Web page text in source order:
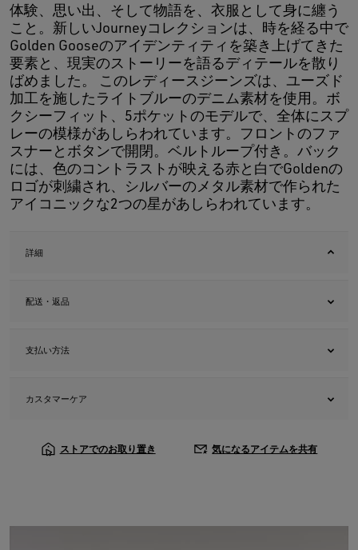
体験、思い出、そして物語を、衣服として身に纏う
こと。新しいJourneyコレクションは、時を経る中で
Golden Gooseのアイデンティティを築き上げてきた
要素と、現実のストーリーを語るディテールを散り
ばめました。 このレディースジーンズは、ユーズド
加工を施したライトブルーのデニム素材を使用。ボ
クシーフィット、5ポケットのモデルで、全体にスプ
レーの模様があしらわれています。フロントのファ
スナーとボタンで開閉。ベルトループ付き。バック
には、色のコントラストが映える赤と白でGoldenの
ロゴが刺繍され、シルバーのメタル素材で作られた
アイコニックな2つの星があしらわれています。
詳細
配送・返品
支払い方法
カスタマーケア
ストアでのお取り置き 気になるアイテムを共有